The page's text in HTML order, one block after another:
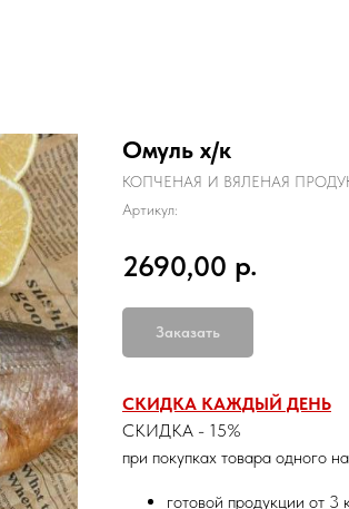
Омуль х/к
КОПЧЕНАЯ И ВЯЛЕНАЯ
Артикул:
2690,00 р.
Заказать
СКИДКА КАЖДЫЙ ДЕНЬ
СКИДКА - 15%
при покупках товара одного
готовой продукции от 3